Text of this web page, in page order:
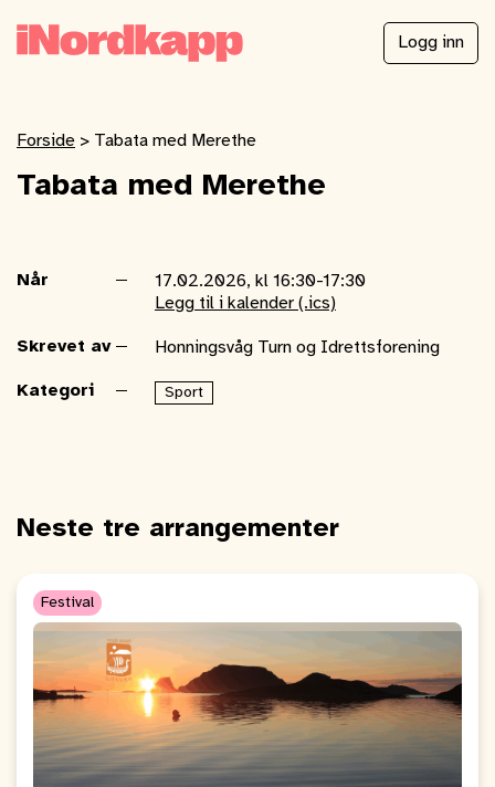
Logg inn
Forside > Tabata med Merethe
Tabata med Merethe
Når
17.02.2026, kl 16:30-17:30
Legg til i kalender (.ics)
Skrevet av Honningsvåg Turn og Idrettsforening
Kategori Sport
Neste tre arrangementer
Festival